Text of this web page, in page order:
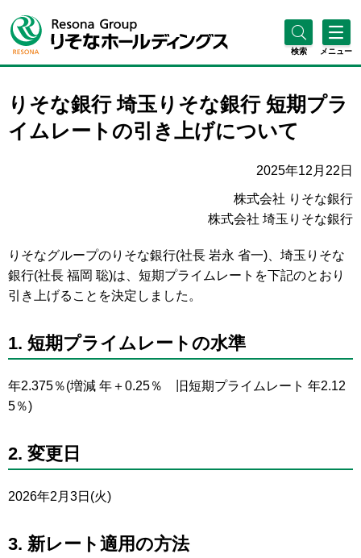
検索 メニュー
りそな銀行 埼玉りそな銀行 短期プラ
イムレートの引き上げについて
2025年12月22日
株式会社 りそな銀行
株式会社 埼玉りそな銀行
りそなグループのりそな銀行(社長 岩永 省一)、埼玉りそな
銀行(社長 福岡 聡)は、短期プライムレートを下記のとおり
引き上げることを決定しました。
1. 短期プライムレートの水準
年2.375％(増減 年＋0.25％ 旧短期プライムレート 年2.12
5％)
2. 変更日
2026年2月3日(火)
3. 新レート適用の方法